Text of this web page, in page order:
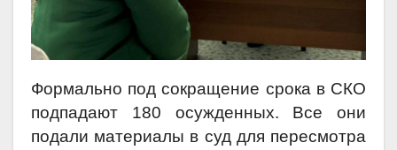
Формально под сокращение срока в СКО
подпадают 180 осужденных. Все они
подали материалы в суд для пересмотра